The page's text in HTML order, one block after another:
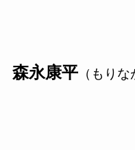
森永康平（もりな